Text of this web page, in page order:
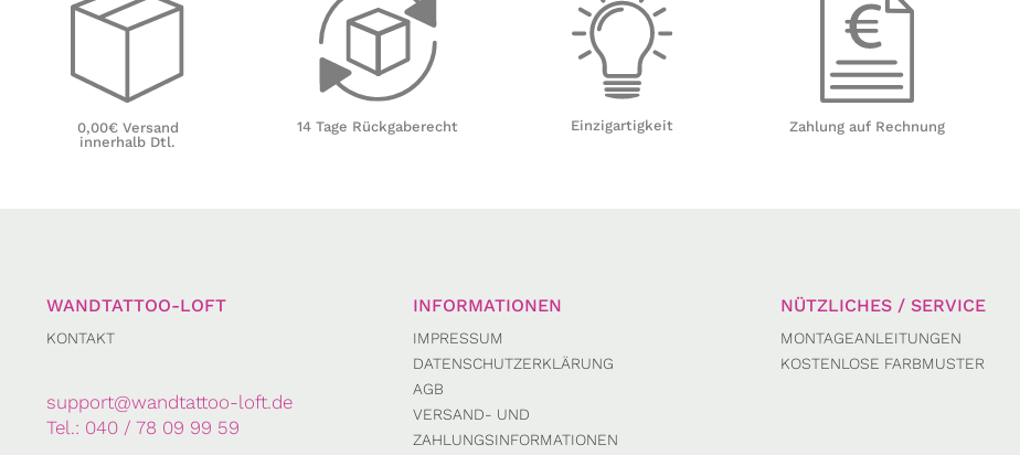
0,00€ Versand
innerhalb Dtl.
14 Tage Rückgaberecht Einzigartigkeit Zahlung auf Rechnung
WANDTATTOO-LOFT
KONTAKT
support@wandtattoo-loft.de
Tel.: 040 / 78 09 99 59
INFORMATIONEN
IMPRESSUM
DATENSCHUTZERKLÄRUNG
AGB
VERSAND- UND
ZAHLUNGSINFORMATIONEN
NÜTZLICHES / SERVICE
MONTAGEANLEITUNGEN
KOSTENLOSE FARBMUSTER